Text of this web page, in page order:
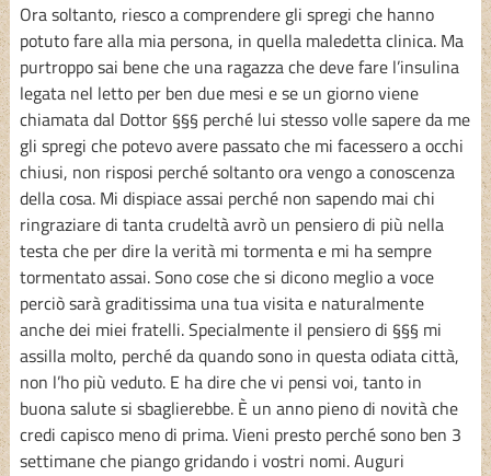
Ora soltanto, riesco a comprendere gli spregi che hanno
potuto fare alla mia persona, in quella maledetta clinica. Ma
purtroppo sai bene che una ragazza che deve fare l’insulina
legata nel letto per ben due mesi e se un giorno viene
chiamata dal Dottor §§§ perché lui stesso volle sapere da me
gli spregi che potevo avere passato che mi facessero a occhi
chiusi, non risposi perché soltanto ora vengo a conoscenza
della cosa. Mi dispiace assai perché non sapendo mai chi
ringraziare di tanta crudeltà avrò un pensiero di più nella
testa che per dire la verità mi tormenta e mi ha sempre
tormentato assai. Sono cose che si dicono meglio a voce
perciò sarà graditissima una tua visita e naturalmente
anche dei miei fratelli. Specialmente il pensiero di §§§ mi
assilla molto, perché da quando sono in questa odiata città,
non l’ho più veduto. E ha dire che vi pensi voi, tanto in
buona salute si sbaglierebbe. È un anno pieno di novità che
credi capisco meno di prima. Vieni presto perché sono ben 3
settimane che piango gridando i vostri nomi. Auguri